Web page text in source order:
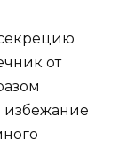
от
избежание